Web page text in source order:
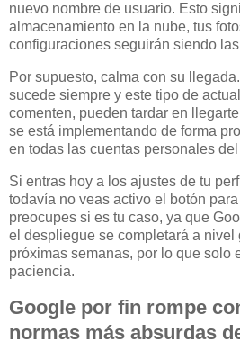
nuevo nombre de usuario. Esto
almacenamiento en la nube, tus
configuraciones seguirán siendo
Por supuesto, calma con su
sucede siempre y este tipo de
comenten, pueden tardar en
se está implementando de forma
en todas las cuentas personales
Si entras hoy a los ajustes de tu
todavía no veas activo el botón
preocupes si es tu caso, ya que
el despliegue se completará a
próximas semanas, por lo que solo
paciencia.
Google por fin rompe
normas más absurdas